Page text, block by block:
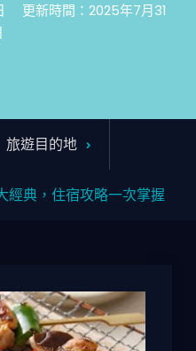
更新時間：2025年7月31
旅遊目的地
經典，住宿攻略一次掌握